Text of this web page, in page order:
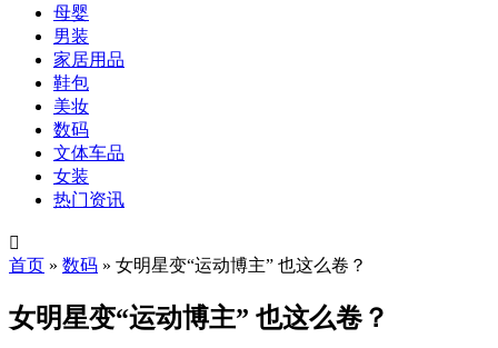
母婴
男装
家居用品
鞋包
美妆
数码
文体车品
女装
热门资讯

首页 » 数码 » 女明星变“运动博主” 也这么卷？
女明星变“运动博主” 也这么卷？